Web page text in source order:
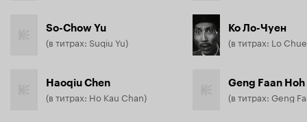
So-Chow Yu
(в титрах: Suqiu Yu)
Haoqiu Chen
(в титрах: Ho Kau Chan)
Ко Ло-Чуен
(в титрах: Lo
Geng Faan Hoh
(в титрах: Geng